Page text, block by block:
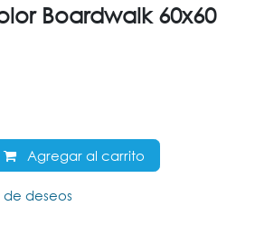
Boardwalk 60x60
Agregar al carrito
deseos